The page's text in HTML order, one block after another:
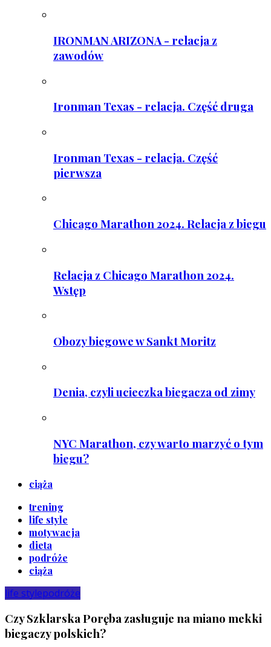
IRONMAN ARIZONA - relacja z
zawodów
Ironman Texas - relacja. Część druga
Ironman Texas - relacja. Część
pierwsza
Chicago Marathon 2024. Relacja z biegu
Relacja z Chicago Marathon 2024.
Wstęp
Obozy biegowe w Sankt Moritz
Denia, czyli ucieczka biegacza od zimy
NYC Marathon, czy warto marzyć o tym
biegu?
ciąża
trening
life style
motywacja
dieta
podróże
ciąża
life stylepodróże
Czy Szklarska Poręba zasługuje na miano mekki
biegaczy polskich?